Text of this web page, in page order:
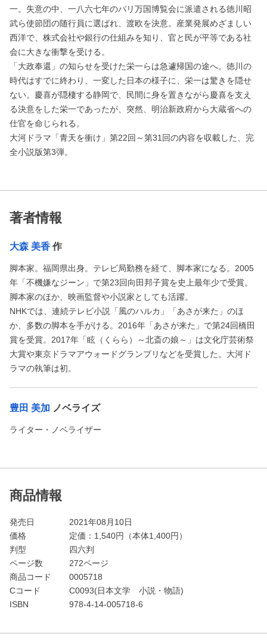
一。失意の中、一八六七年のパリ万国博覧会に派遣される徳川昭
武ら使節団の随行員に選ばれ、渡欧を決意。産業発展めざましい
西洋で、株式会社や銀行の仕組みを知り、官と民が平等である社
会に大きな衝撃を受ける。
「大政奉還」の知らせを受けた栄一らは急遽帰国の途へ。徳川の
時代はすでに終わり、一変した日本の様子に、栄一は驚きを隠せ
ない。慶喜が隠棲する静岡で、民間に身を置きながら慶喜を支え
る決意をした栄一であったが、突然、明治新政府から大蔵省への
仕官を命じられる。
大河ドラマ「青天を衝け」第22回～第31回の内容を収載した、完
全小説版第3弾。
著者情報
大森 美香 作
脚本家。福岡県出身。テレビ局勤務を経て、脚本家になる。2005
年「不機嫌なジーン」で第23回向田邦子賞を史上最年少で受賞。
脚本家のほか、映画監督や小説家としても活躍。
NHKでは、連続テレビ小説「風のハルカ」「あさが来た」のほ
か、多数の脚本を手がける。2016年「あさが来た」で第24回橋田
賞を受賞。2017年「眩（くらら）～北斎の娘～」は文化庁芸術祭
大賞や東京ドラマアウォードグランプリなどを受賞した。大河ド
ラマの執筆は初。
豊田 美加 ノベライズ
ライター・ノベライザー
商品情報
発売日
2021年08月10日
価格
定価： 1,540円（本体1,400円）
判型
四六判
ページ数
272ページ
商品コード
0005718
Cコード
C0093(日本文学 小説・物語)
ISBN
978-4-14-005718-6